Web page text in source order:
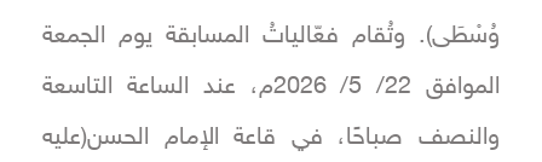
وُسْطَى). وتُقام فعّالياتُ المسابقة يوم الجمعة
الموافق 22/ 5/ 2026م، عند الساعة التاسعة
والنصف صباحًا، في قاعة الإمام الحسن(عليه